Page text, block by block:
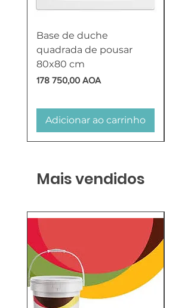
Base de duche
quadrada de pousar
80x80 cm
Preço
178 750,00 AOA
Adicionar ao carrinho
Mais vendidos